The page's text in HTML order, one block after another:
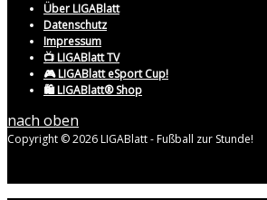
Über LIGABlatt
Datenschutz
Impressum
📺 LIGABlatt TV
🎮 LIGABlatt eSport Cup!
🛍️ LIGABlatt® Shop
nach oben
Copyright © 2026 LIGABlatt - Fußball zur Stunde!